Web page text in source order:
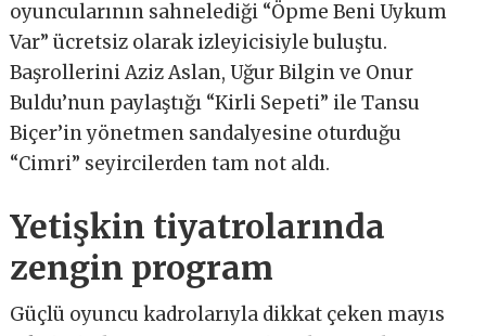
oyuncularının sahnelediği “Öpme Beni Uykum
Var” ücretsiz olarak izleyicisiyle buluştu.
Başrollerini Aziz Aslan, Uğur Bilgin ve Onur
Buldu’nun paylaştığı “Kirli Sepeti” ile Tansu
Biçer’in yönetmen sandalyesine oturduğu
“Cimri” seyircilerden tam not aldı.
Yetişkin tiyatrolarında
zengin program
Güçlü oyuncu kadrolarıyla dikkat çeken mayıs